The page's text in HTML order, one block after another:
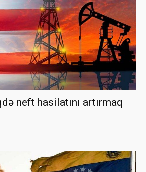
neft hasilatını artırmaq